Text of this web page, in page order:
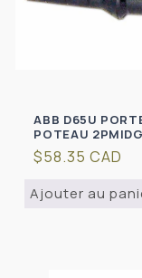
ABB D65U
POTEAU
Prix
$58.35 CAD
Ajouter au